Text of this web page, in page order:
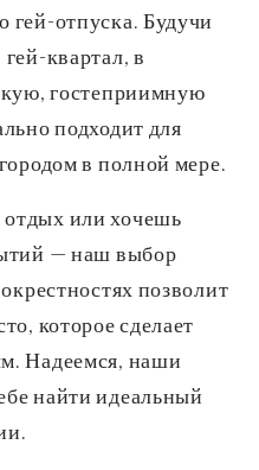
гей-отпуска. Будучи
квартал, в
гостеприимную
подходит для
в полной мере.
или хочешь
— наш выбор
позволит
которое сделает
Надеемся, наши
найти идеальный